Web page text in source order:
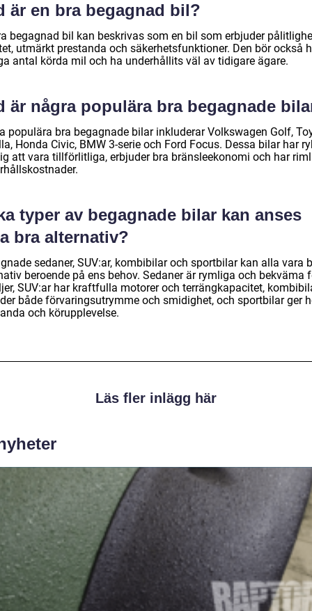
är en bra begagnad bil?
begagnad bil kan beskrivas som en bil som erbjuder
utmärkt prestanda och säkerhetsfunktioner. Den bör också
antal körda mil och ha underhållits väl av tidigare ägare.
är några populära bra begagnade
populära bra begagnade bilar inkluderar Volkswagen Golf,
Honda Civic, BMW 3-serie och Ford Focus. Dessa bilar har
att vara tillförlitliga, erbjuder bra bränsleekonomi och har
typer av begagnade bilar kan anses
bra alternativ?
sedaner, SUV:ar, kombibilar och sportbilar kan alla vara
beroende på ens behov. Sedaner är rymliga och bekväma
SUV:ar har kraftfulla motorer och terrängkapacitet,
både förvaringsutrymme och smidighet, och sportbilar ger
och körupplevelse.
Läs fler inlägg här